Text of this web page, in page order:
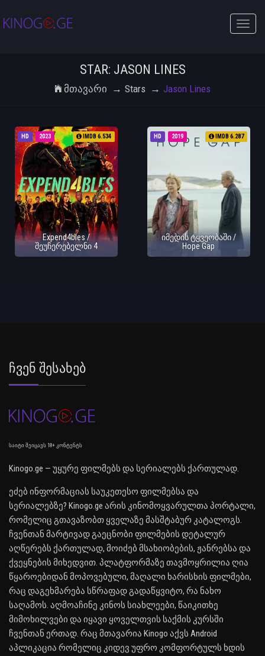
Toggle
STAR: JASON LINES
Მთავარი Stars Jason Lines
HD 2023 IMDB 6.534
Expend4bles /
შეუჩერებელნი 4
HD 2019 IMDB 6.287
იმედის ტყვეობაში /
Hope Gap
Ჩვენ Შესახებ
საიტი შეიცავს 18+ კონტენტს
Kinogo.ge — უყურე ფილმებს და სერიალებს ქართულად.
ეძებ ინფორმაციას საუკეთესო ფილმებსა და
სერიალებზე? Kinogo.ge არის კინომოყვარულთა პორტალი,
რომელიც გთავაზობთ ყველაზე მასშტაბურ კატალოგს.
ჩვენთან მარტივად გაეცნობი ფილმების დეტალურ
აღწერებს ქართულად, მოიძებ მსახიობების, ჟანრებსა და
ქვეყნების მიხედვით. პლატფორმაზე თავმოყრილია ღია
წყაროებიდან მოპოვებული, მაღალი ხარისხის ფილმები,
რაც დაგეხმარება სწრაფად გადაწყვიტო, რა ნახო
საღამოს. აღმოაჩინე კინოს სიახლეები, წაიკითხე
მიმოხილვები და იყავი ყოველთვის საქმის კურსში
ჩვენთან ერთად. რაც მთავარია Kinogo აქვს Android
აპლიკაცია რომელიც კიდევ უფრო კომფორტულს ხდის